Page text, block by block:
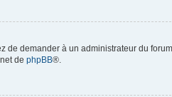
de demander à un administrateur du forum
de phpBB®.